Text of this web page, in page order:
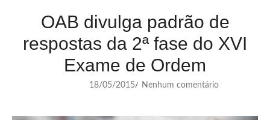
OAB divulga padrão de
respostas da 2ª fase do XVI
Exame de Ordem
18/05/2015/ Nenhum comentário